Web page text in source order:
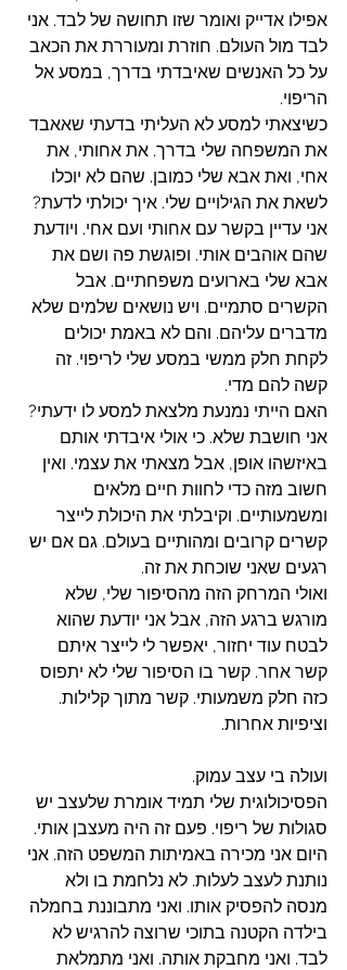
אפילו אדייק ואומר שזו תחושה של לבד. אני
לבד מול העולם. חוזרת ומעוררת את הכאב
על כל האנשים שאיבדתי בדרך, במסע אל
הריפוי.
כשיצאתי למסע לא העליתי בדעתי שאאבד
את המשפחה שלי בדרך. את אחותי, את
אחי, ואת אבא שלי כמובן. שהם לא יוכלו
לשאת את הגילויים שלי. איך יכולתי לדעת?
אני עדיין בקשר עם אחותי ועם אחי. ויודעת
שהם אוהבים אותי. ופוגשת פה ושם את
אבא שלי בארועים משפחתיים. אבל
הקשרים סתמיים. ויש נושאים שלמים שלא
מדברים עליהם. והם לא באמת יכולים
לקחת חלק ממשי במסע שלי לריפוי. זה
קשה להם מדי.
האם הייתי נמנעת מלצאת למסע לו ידעתי?
אני חושבת שלא. כי אולי איבדתי אותם
באיזשהו אופן, אבל מצאתי את עצמי. ואין
חשוב מזה כדי לחוות חיים מלאים
ומשמעותיים. וקיבלתי את היכולת לייצר
קשרים קרובים ומהותיים בעולם. גם אם יש
רגעים שאני שוכחת את זה.
ואולי המרחק הזה מהסיפור שלי, שלא
מורגש ברגע הזה, אבל אני יודעת שהוא
לבטח עוד יחזור, יאפשר לי לייצר איתם
קשר אחר. קשר בו הסיפור שלי לא יתפוס
כזה חלק משמעותי. קשר מתוך קלילות.
וציפיות אחרות.
ועולה בי עצב עמוק.
הפסיכולוגית שלי תמיד אומרת שלעצב יש
סגולות של ריפוי. פעם זה היה מעצבן אותי.
היום אני מכירה באמיתות המשפט הזה. אני
נותנת לעצב לעלות. לא נלחמת בו ולא
מנסה להפסיק אותו. ואני מתבוננת בחמלה
בילדה הקטנה בתוכי שרוצה להרגיש לא
לבד. ואני מחבקת אותה. ואני מתמלאת